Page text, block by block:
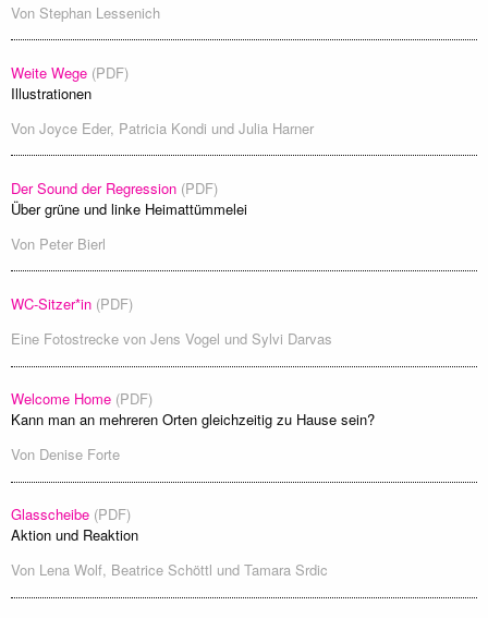
Von Stephan Lessenich
Weite Wege (PDF)
Illustrationen
Von Joyce Eder, Patricia Kondi und Julia Harner
Der Sound der Regression (PDF)
Über grüne und linke Heimattümmelei
Von Peter Bierl
WC-Sitzer*in (PDF)
Eine Fotostrecke von Jens Vogel und Sylvi Darvas
Welcome Home (PDF)
Kann man an mehreren Orten gleichzeitig zu Hause sein?
Von Denise Forte
Glasscheibe (PDF)
Aktion und Reaktion
Von Lena Wolf, Beatrice Schöttl und Tamara Srdic